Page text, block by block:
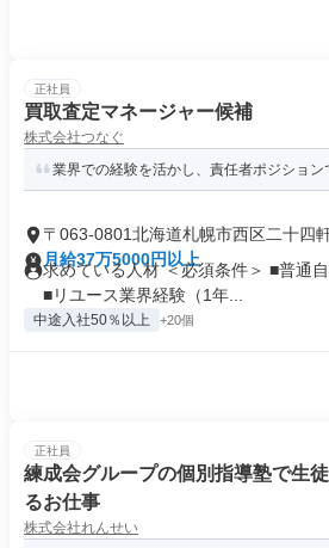
正社員
買取査定マネージャー候補
株式会社つなぐ
業界での経験を活かし、責任者ポジショ
〒063-0801北海道札幌市西区二十四
月給37万5000円以上
求めている人材 ＜必須条件＞ ■普通
■リユース業界経験（1年...
中途入社50％以上 +20個
正社員
練成会グループの個別指導塾で生
るお仕事
株式会社れんせい